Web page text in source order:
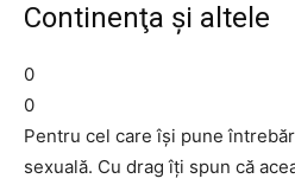
Continenţa şi altele
0
0
Pentru cel care îşi pune
sexuală. Cu drag îţi spun că